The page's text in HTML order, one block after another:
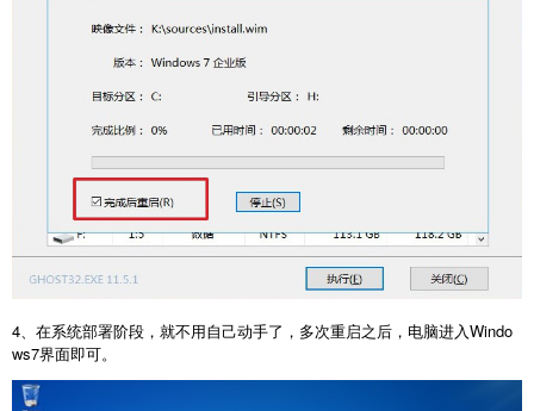
4、在系统部署阶段，就不用自己动手了，多次重启之后，电脑进入Windo
ws7界面即可。